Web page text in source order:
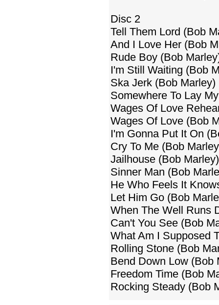
Disc 2
Tell Them Lord (Bob
And I Love Her (Bob
Rude Boy (Bob
I'm Still Waiting (Bob
Ska Jerk (Bob Marley)
Somewhere To Lay
Wages Of Love
Wages Of Love (Bob
I'm Gonna Put It On
Cry To Me (Bob
Jailhouse (Bob
Sinner Man (Bob
He Who Feels It
Let Him Go (Bob
When The Well Runs
Can't You See (Bob
What Am I Supposed
Rolling Stone (Bob
Bend Down Low (Bob
Freedom Time (Bob
Rocking Steady (Bob